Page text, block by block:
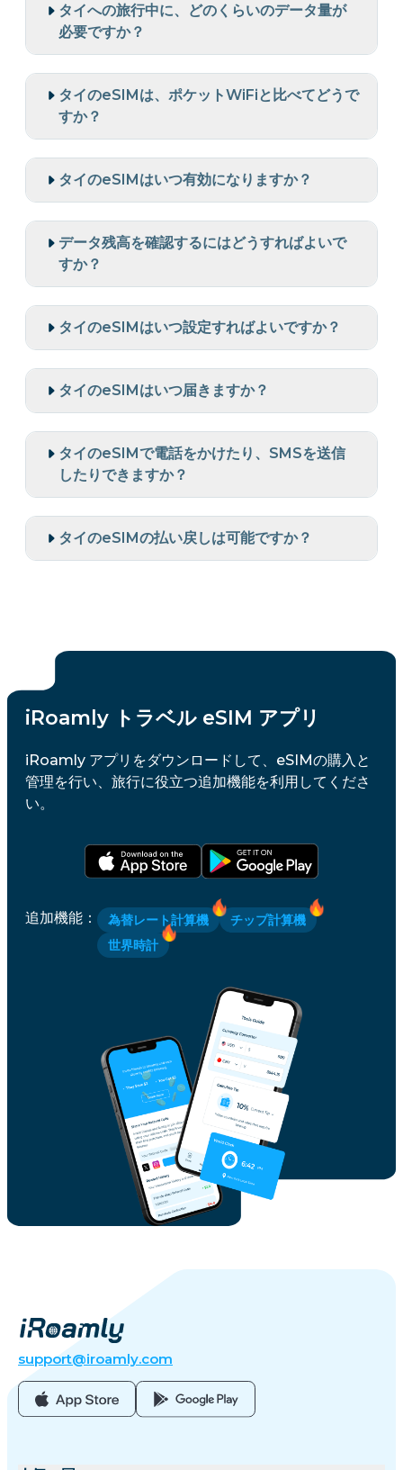
タイへの旅行中に、どのくらいのデータ量が
必要ですか？
タイのeSIMは、ポケットWiFiと比べてどうで
すか？
タイのeSIMはいつ有効になりますか？
データ残高を確認するにはどうすればよいで
すか？
タイのeSIMはいつ設定すればよいですか？
タイのeSIMはいつ届きますか？
タイのeSIMで電話をかけたり、SMSを送信
したりできますか？
タイのeSIMの払い戻しは可能ですか？
iRoamly トラベル eSIM アプリ
iRoamly アプリをダウンロードして、eSIMの購入と
管理を行い、旅行に役立つ追加機能を利用してくださ
い。
追加機能 ： 為替レート計算機
チップ計算機
世界時計
support@iroamly.com